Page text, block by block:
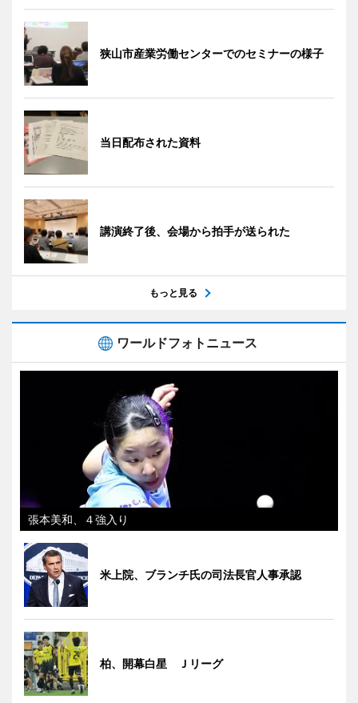
狭山市産業労働センターでのセミナーの様子
当日配布された資料
講演終了後、会場から拍手が送られた
もっと見る
ワールドフォトニュース
張本美和、４強入り
米上院、ブランチ氏の司法長官人事承認
柏、開幕白星 Ｊリーグ